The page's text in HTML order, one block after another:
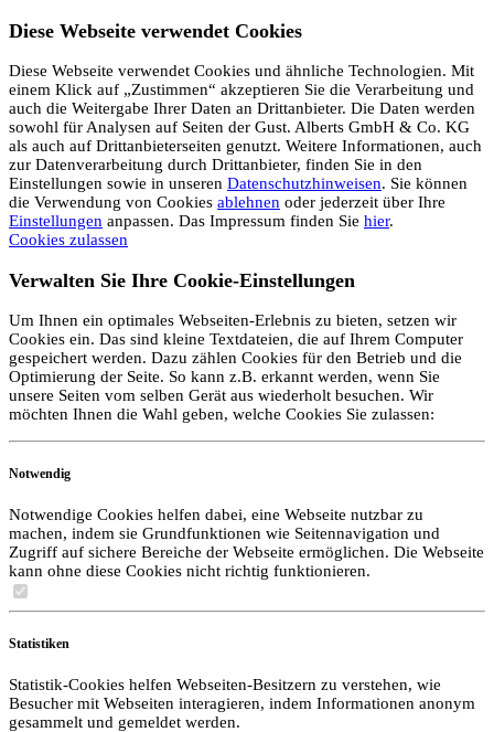
Diese Webseite verwendet Cookies
Diese Webseite verwendet Cookies und ähnliche Technologien. Mit
einem Klick auf „Zustimmen“ akzeptieren Sie die Verarbeitung und
auch die Weitergabe Ihrer Daten an Drittanbieter. Die Daten werden
sowohl für Analysen auf Seiten der Gust. Alberts GmbH & Co. KG
als auch auf Drittanbieterseiten genutzt. Weitere Informationen, auch
zur Datenverarbeitung durch Drittanbieter, finden Sie in den
Einstellungen sowie in unseren Datenschutzhinweisen. Sie können
die Verwendung von Cookies ablehnen oder jederzeit über Ihre
Einstellungen anpassen. Das Impressum finden Sie hier.
Cookies zulassen
Verwalten Sie Ihre Cookie-Einstellungen
Um Ihnen ein optimales Webseiten-Erlebnis zu bieten, setzen wir
Cookies ein. Das sind kleine Textdateien, die auf Ihrem Computer
gespeichert werden. Dazu zählen Cookies für den Betrieb und die
Optimierung der Seite. So kann z.B. erkannt werden, wenn Sie
unsere Seiten vom selben Gerät aus wiederholt besuchen. Wir
möchten Ihnen die Wahl geben, welche Cookies Sie zulassen:
Notwendig
Notwendige Cookies helfen dabei, eine Webseite nutzbar zu
machen, indem sie Grundfunktionen wie Seitennavigation und
Zugriff auf sichere Bereiche der Webseite ermöglichen. Die Webseite
kann ohne diese Cookies nicht richtig funktionieren.
Statistiken
Statistik-Cookies helfen Webseiten-Besitzern zu verstehen, wie
Besucher mit Webseiten interagieren, indem Informationen anonym
gesammelt und gemeldet werden.